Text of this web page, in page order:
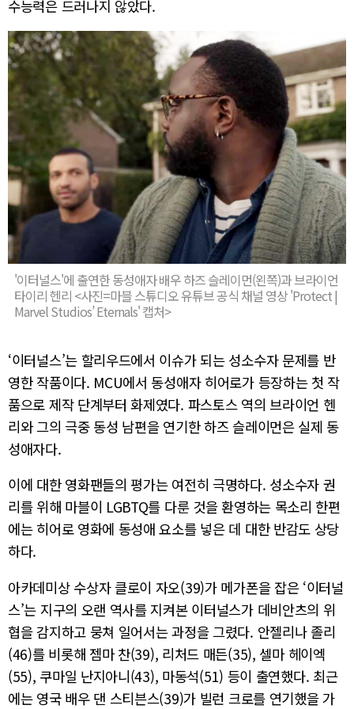
수능력은 드러나지 않았다.
'이터널스'에 출연한 동성애자 배우 하즈 슬레이먼(왼쪽)과 브라이언
타이리 헨리 <사진=마블 스튜디오 유튜브 공식 채널 영상 'Protect |
Marvel Studios’ Eternals' 캡처>
‘이터널스’는 할리우드에서 이슈가 되는 성소수자 문제를 반
영한 작품이다. MCU에서 동성애자 히어로가 등장하는 첫 작
품으로 제작 단계부터 화제였다. 파스토스 역의 브라이언 헨
리와 그의 극중 동성 남편을 연기한 하즈 슬레이먼은 실제 동
성애자다.
이에 대한 영화팬들의 평가는 여전히 극명하다. 성소수자 권
리를 위해 마블이 LGBTQ를 다룬 것을 환영하는 목소리 한편
에는 히어로 영화에 동성애 요소를 넣은 데 대한 반감도 상당
하다.
아카데미상 수상자 클로이 자오(39)가 메가폰을 잡은 ‘이터널
스’는 지구의 오랜 역사를 지켜본 이터널스가 데비안츠의 위
협을 감지하고 뭉쳐 일어서는 과정을 그렸다. 안젤리나 졸리
(46)를 비롯해 젬마 찬(39), 리처드 매든(35), 셀마 헤이엑
(55), 쿠마일 난지아니(43), 마동석(51) 등이 출연했다. 최근
에는 영국 배우 댄 스티븐스(39)가 빌런 크로를 연기했을 가